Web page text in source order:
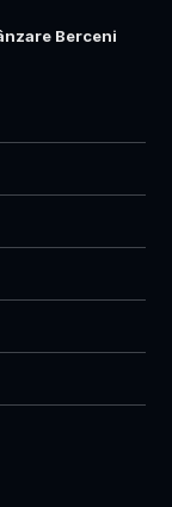
Berceni
centură
noi
mp
Mihaela